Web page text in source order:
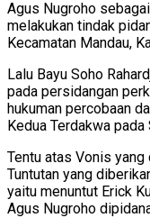
Agus Nugroho
melakukan tindak
Kecamatan Mandau,
Lalu Bayu Soho
pada persidangan
hukuman percobaan
Kedua Terdakwa
Tentu atas Vonis
Tuntutan yang
yaitu menuntut Erick
Agus Nugroho